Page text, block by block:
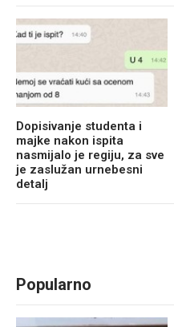
Dopisivanje studenta i
majke nakon ispita
nasmijalo je regiju, za sve
je zaslužan urnebesni
detalj
Popularno